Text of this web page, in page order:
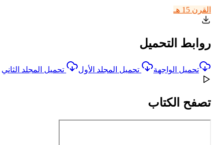
القرن 15 هـ
روابط التحميل
تحميل الواجهة تحميل المجلد الأول تحميل المجلد الثاني
تصفح الكتاب